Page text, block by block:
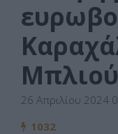
26 Απριλίου 2024
1032